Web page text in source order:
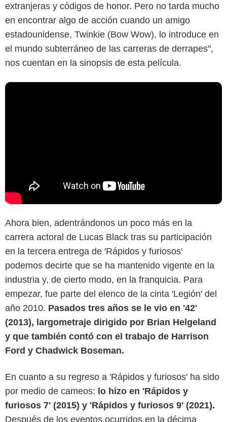
extranjeras y códigos de honor. Pero no tarda mucho
en encontrar algo de acción cuando un amigo
estadounidense, Twinkie (Bow Wow), lo introduce en
el mundo subterráneo de las carreras de derrapes",
nos cuentan en la sinopsis de esta película.
Ahora bien, adentrándonos un poco más en la
carrera actoral de Lucas Black tras su participación
en la tercera entrega de 'Rápidos y furiosos'
podemos decirte que se ha mantenido vigente en la
industria y, de cierto modo, en la franquicia. Para
empezar, fue parte del elenco de la cinta 'Legión' del
año 2010. Pasados tres años se le vio en '42'
(2013), largometraje dirigido por Brian Helgeland
y que también contó con el trabajo de Harrison
Ford y Chadwick Boseman.
En cuanto a su regreso a 'Rápidos y furiosos' ha sido
por medio de cameos: lo hizo en 'Rápidos y
furiosos 7' (2015) y 'Rápidos y furiosos 9' (2021).
Después de los eventos ocurridos en la décima